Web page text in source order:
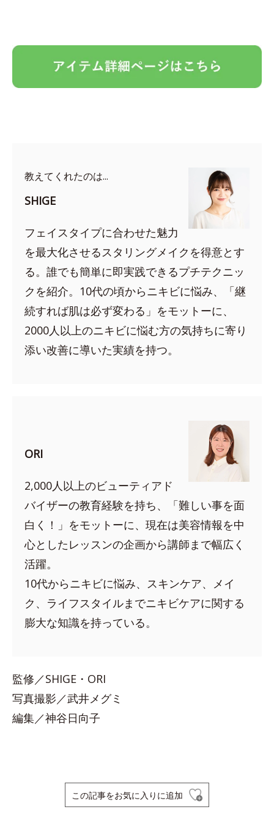
教えてくれたのは...
SHIGE
フェイスタイプに合わせた魅力
を最大化させるスタリングメイクを得意とす
る。誰でも簡単に即実践できるプチテクニッ
クを紹介。10代の頃からニキビに悩み、「継
続すれば肌は必ず変わる」をモットーに、
2000人以上のニキビに悩む方の気持ちに寄り
添い改善に導いた実績を持つ。
ORI
2,000人以上のビューティアド
バイザーの教育経験を持ち、「難しい事を面
白く！」をモットーに、現在は美容情報を中
心としたレッスンの企画から講師まで幅広く
活躍。
10代からニキビに悩み、スキンケア、メイ
ク、ライフスタイルまでニキビケアに関する
膨大な知識を持っている。
監修／SHIGE・ORI
写真撮影／武井メグミ
編集／神谷日向子
この記事をお気に入りに追加